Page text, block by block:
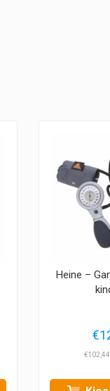
Heine –
€
€102,44